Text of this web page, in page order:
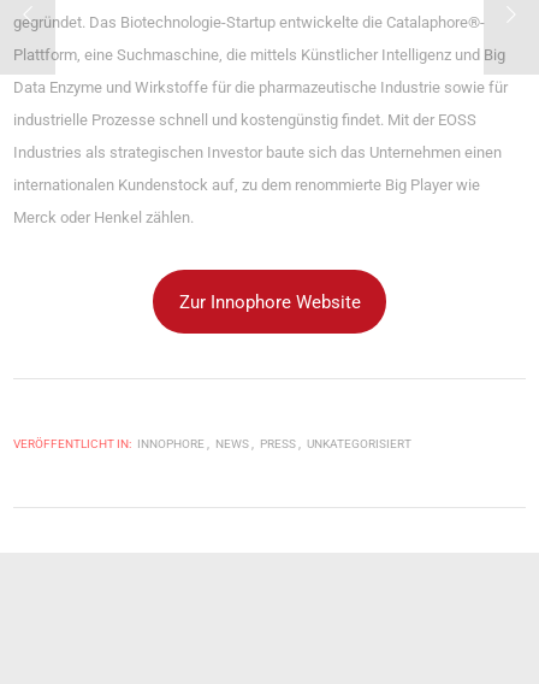
gegründet. Das Biotechnologie-Startup entwickelte die Catalaphore®-
Plattform, eine Suchmaschine, die mittels Künstlicher Intelligenz und Big
Data Enzyme und Wirkstoffe für die pharmazeutische Industrie sowie für
industrielle Prozesse schnell und kostengünstig findet. Mit der EOSS
Industries als strategischen Investor baute sich das Unternehmen einen
internationalen Kundenstock auf, zu dem renommierte Big Player wie
Merck oder Henkel zählen.
Zur Innophore Website
VERÖFFENTLICHT IN: INNOPHORE NEWS PRESS UNKATEGORISIERT